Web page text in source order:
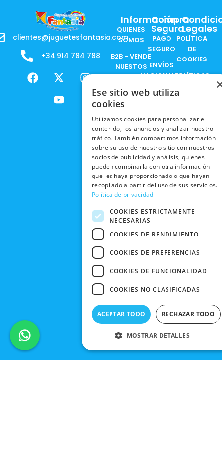
clientes@juguetesfantasia.com
+34 914 784 788
F
a
X
-
t
w
I
m
Y
o
u
t
Información
QUIENES
SOMOS
B2B - VENDE
NUESTOS
PRODUCTOS
RESPONSABILIDAD
SOCIAL
TRABAJA
CON
NOSOTROS
NUESTRAS
TIENDAS
BLACK
FRIDAY
CONTACTO
Compra
Segura
PAGO
SEGURO
ENVÍOS
NACIONALES
ENVÍOS
RECOGIDA
EN TIENDA
DEVOLUCIONES
Y CAMBIOS
CANCELAR
PEDIDO
Legales
POLÍTICA
DE
COOKIES
POLÍTICAS
PRIVACIDAD
POLÍTICA DE
PRIVACIDAD
CONDICIONES
DE COMPRA
Ese sitio web utiliza
cookies
Utilizamos cookies para personalizar el
contenido, los anuncios y analizar nuestro
tráfico. También compartimos información
sobre su uso de nuestro sitio con nuestros
socios de publicidad y análisis, quienes
pueden combinarla con otra información
que les haya proporcionado o que hayan
recopilado a partir del uso de sus servicios.
Política de privacidad
COOKIES ESTRICTAMENTE
NECESARIAS
COOKIES DE RENDIMIENTO
COOKIES DE PREFERENCIAS
COOKIES DE FUNCIONALIDAD
COOKIES NO CLASIFICADAS
ACEPTAR TODO RECHAZAR TODO
MOSTRAR DETALLES